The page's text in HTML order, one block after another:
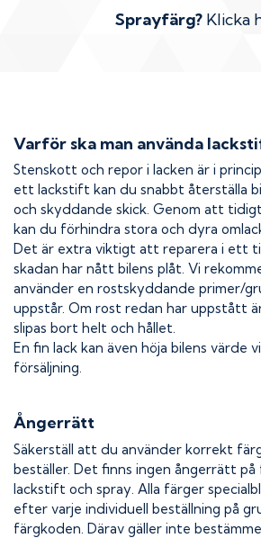
Sprayfärg? Klicka
Varför ska man använda
Stenskott och repor i lacken är i
ett lackstift kan du snabbt återställa
och skyddande skick. Genom att
kan du förhindra stora och dyra
Det är extra viktigt att reparera i ett
skadan har nått bilens plåt. Vi
använder en rostskyddande primer/
uppstår. Om rost redan har uppstått
slipas bort helt och hållet.
En fin lack kan även höja bilens värde
försäljning.
Ångerrätt
Säkerställ att du använder korrekt
beställer. Det finns ingen ångerrätt på
lackstift och spray. Alla färger
efter varje individuell beställning på
färgkoden. Därav gäller inte